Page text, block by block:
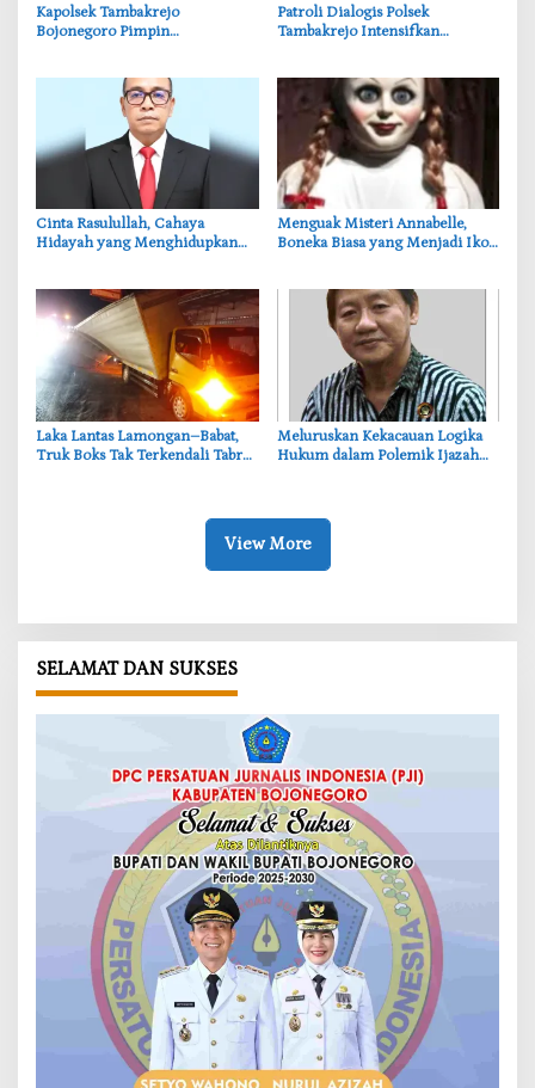
‎Kapolsek Tambakrejo
Bojonegoro Pimpin
‎Patroli Dialogis Polsek
Tambakrejo Intensifkan
‎Cinta Rasulullah, Cahaya
Hidayah yang Menghidupkan
‎Menguak Misteri Annabelle,
Boneka Biasa yang Menjadi Ikon
‎Laka Lantas Lamongan–Babat,
Truk Boks Tak Terkendali Tabrak
Meluruskan Kekacauan Logika
Hukum dalam Polemik Ijazah
View More
SELAMAT DAN SUKSES